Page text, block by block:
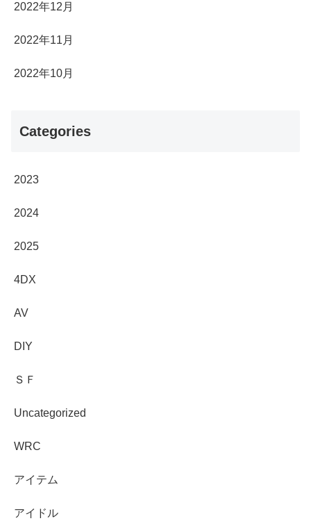
2022年12月
2022年11月
2022年10月
Categories
2023
2024
2025
4DX
AV
DIY
ＳＦ
Uncategorized
WRC
アイテム
アイドル